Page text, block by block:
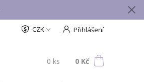
CZK Přihlášení
0 ks 0 Kč